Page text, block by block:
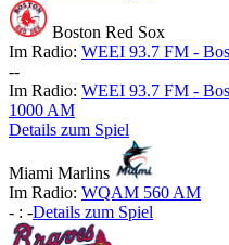
Boston Red Sox
Im Radio: WEEI 93.7 FM -
--
Im Radio: WEEI 93.7 FM -
1000 AM
Details zum Spiel
Miami Marlins
Im Radio: WQAM 560 AM
- : -Details zum Spiel